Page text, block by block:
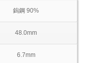
鎢鋼 90%
48.0mm
6.7mm